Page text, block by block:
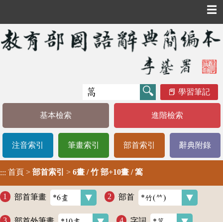
☰
學習筆記
基本檢索 進階檢索
注音索引 筆畫索引 部首索引 辭典附錄
::: 首頁 > 部首索引 > 6畫 / 竹 部+10畫 / 篙
部首筆畫 部首